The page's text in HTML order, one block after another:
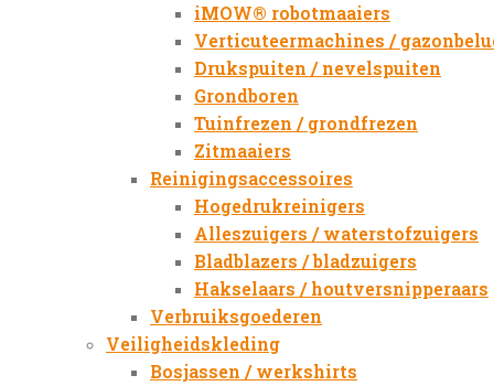
iMOW® robotmaaiers
Verticuteermachines /
Drukspuiten / nevelspuiten
Grondboren
Tuinfrezen / grondfrezen
Zitmaaiers
Reinigingsaccessoires
Hogedrukreinigers
Alleszuigers / waterstofzuigers
Bladblazers / bladzuigers
Hakselaars / houtversnipperaars
Verbruiksgoederen
Veiligheidskleding
Bosjassen / werkshirts